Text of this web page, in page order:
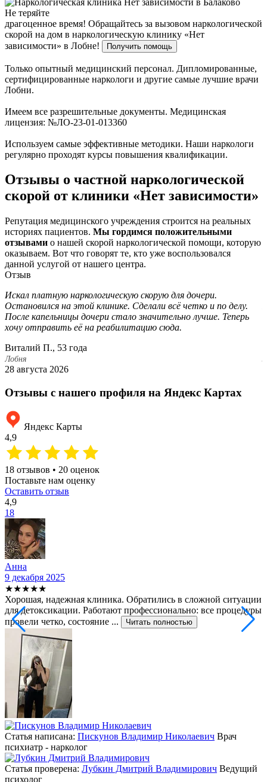
Не теряйте
драгоценное время! Обращайтесь за вызовом наркологической
скорой на дом в наркологическую клинику «Нет
зависимости» в Лобне!
Получить помощь
Только опытный медицинский персонал. Дипломированные,
сертифицированные наркологи и другие самые лучшие врачи
Лобни.
Имеем все разрешительные документы. Медицинская
лицензия: №ЛО-23-01-013360
Используем самые эффективные методики. Наши наркологи
регулярно проходят курсы повышения квалификации.
Отзывы о частной наркологической
скорой от клиники «Нет зависимости»
Репутация медицинского учреждения строится на реальных
историях пациентов. Мы гордимся положительными
отзывами о нашей скорой наркологической помощи, которую
оказываем. Вот что говорят те, кто уже воспользовался
данной услугой от нашего центра.
Отзыв
Искал платную наркологическую скорую для дочери.
Остановился на этой клинике. Сделали всё четко и по делу.
После капельницы дочери стало значительно лучше. Теперь
хочу отправить её на реабилитацию сюда.
Виталий П., 53 года
Лобня
28 августа 2026
Отзывы с нашего профиля на Яндекс Картах
Яндекс Карты
4,9
18 отзывов • 20 оценок
Поставьте нам оценку
Оставить отзыв
4,9
18
Анна
9 декабря 2025
★★★★★
Хорошая, надежная клиника. Обратились в сложной ситуации
для детоксикации. Работают профессионально: все процедуры
провели четко, состояние ...
Читать полностью
Статья написана: Пискунов Владимир Николаевич Врач
психиатр - нарколог
Статья проверена: Лубкин Дмитрий Владимирович Ведущий
психолог